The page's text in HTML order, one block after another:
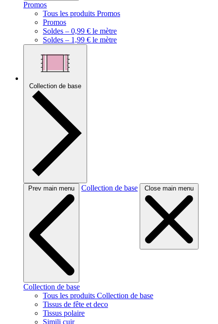
Promos
Tous les produits Promos
Promos
Soldes – 0,99 € le mètre
Soldes – 1,99 € le mètre
Collection de base
Prev main menu Collection de base Close main menu
Collection de base
Tous les produits Collection de base
Tissus de fête et deco
Tissus polaire
Simili cuir